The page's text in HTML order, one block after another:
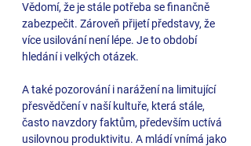
Vědomí, že je stále potřeba se finančně
zabezpečit. Zároveň přijetí představy, že
více usilování není lépe. Je to období
hledání i velkých otázek.
A také pozorování i narážení na limitující
přesvědčení v naší kultuře, která stále,
často navzdory faktům, především uctívá
usilovnou produktivitu. A mládí vnímá jako